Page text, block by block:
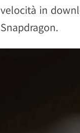
velocità in
Snapdragon.